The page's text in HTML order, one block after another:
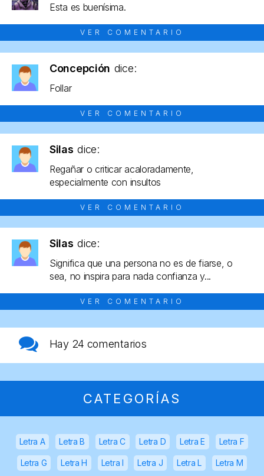
Esta es buenísima.
VER COMENTARIO
Concepción dice:
Follar
VER COMENTARIO
Silas dice:
Regañar o criticar acaloradamente,
especialmente con insultos
VER COMENTARIO
Silas dice:
Significa que una persona no es de fiarse, o
sea, no inspira para nada confianza y...
VER COMENTARIO
Hay 24 comentarios
CATEGORÍAS
Letra A Letra B Letra C Letra D Letra E Letra F
Letra G Letra H Letra I Letra J Letra L Letra M